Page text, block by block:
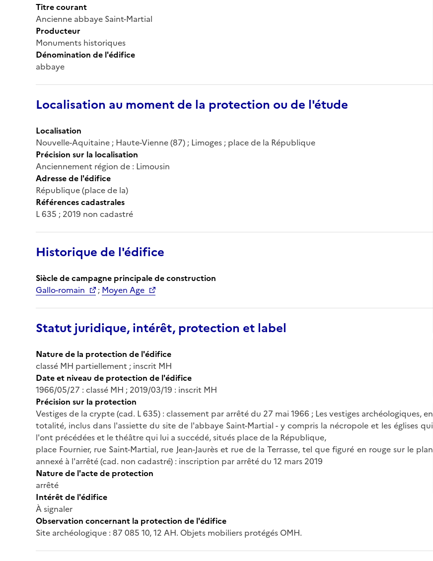
Titre courant
Ancienne abbaye Saint-Martial
Producteur
Monuments historiques
Dénomination de l'édifice
abbaye
Localisation au moment de la protection ou de l'étude
Localisation
Nouvelle-Aquitaine ; Haute-Vienne (87) ; Limoges ; place de la République
Précision sur la localisation
Anciennement région de : Limousin
Adresse de l'édifice
République (place de la)
Références cadastrales
L 635 ; 2019 non cadastré
Historique de l'édifice
Siècle de campagne principale de construction
Gallo-romain
; Moyen Age
Statut juridique, intérêt, protection et label
Nature de la protection de l'édifice
classé MH partiellement ; inscrit MH
Date et niveau de protection de l'édifice
1966/05/27 : classé MH ; 2019/03/19 : inscrit MH
Précision sur la protection
Vestiges de la crypte (cad. L 635) : classement par arrêté du 27 mai 1966 ; Les vestiges archéologiques, en
totalité, inclus dans l'assiette du site de l'abbaye Saint-Martial - y compris la nécropole et les églises qui
l'ont précédées et le théâtre qui lui a succédé, situés place de la République,
place Fournier, rue Saint-Martial, rue Jean-Jaurès et rue de la Terrasse, tel que figuré en rouge sur le plan
annexé à l'arrêté (cad. non cadastré) : inscription par arrêté du 12 mars 2019
Nature de l'acte de protection
arrêté
Intérêt de l'édifice
À signaler
Observation concernant la protection de l'édifice
Site archéologique : 87 085 10, 12 AH. Objets mobiliers protégés OMH.